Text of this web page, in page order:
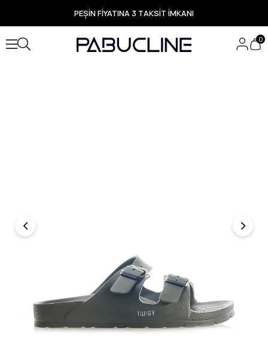
PEŞİN FİYATINA 3 TAKSİT İMKANI
TÜM ÜRÜNLERDE ÜCRETSİZ KARGO
Yeni Sezon Ürünlerde Özel Fırsatlar
Seçili Ürünlerde Hızlı Teslimat
0